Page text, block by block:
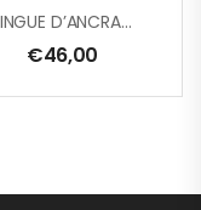
ÉLINGUE D’ANCRAGE EN ACIER GALVANISÉ Ø 8 MM
€46,00